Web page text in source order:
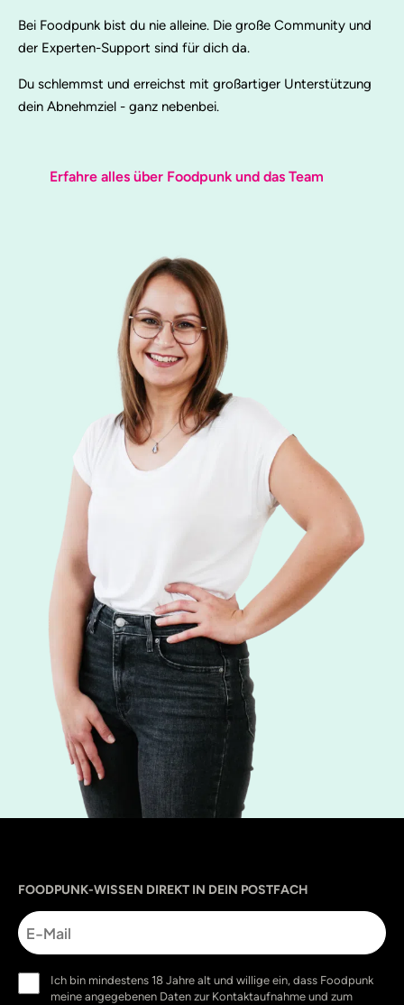
Bei Foodpunk bist du nie alleine. Die große Community und
der Experten-Support sind für dich da.
Du schlemmst und erreichst mit großartiger Unterstützung
dein Abnehmziel - ganz nebenbei.
Erfahre alles über Foodpunk und das Team
FOODPUNK-WISSEN DIREKT IN DEIN POSTFACH
E-
Mail
(erforderlich)
Ich bin mindestens 18 Jahre alt und willige ein, dass Foodpunk
meine angegebenen Daten zur Kontaktaufnahme und zum